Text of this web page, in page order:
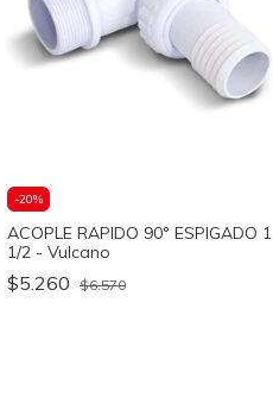
-20%
ACOPLE RAPIDO 90° ESPIGADO 1
1/2 - Vulcano
$5.260 $6.570